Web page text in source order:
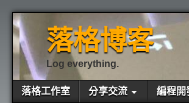
落格博客
Log everything.
落格工作室 分享交流 編程開